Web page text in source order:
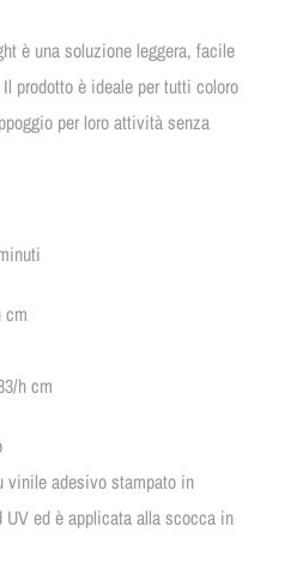
è una soluzione leggera, facile
prodotto è ideale per tutti coloro
per loro attività senza
cm
h cm
vinile adesivo stampato in
ed è applicata alla scocca in